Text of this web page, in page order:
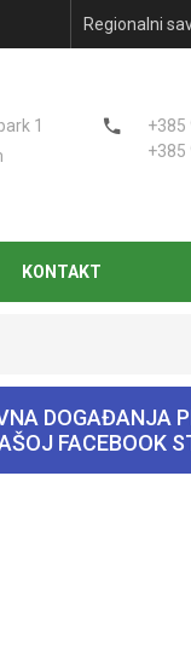
Regionalni
+385
+385
1
KONTAKT
DOGAĐANJA
FACEBOOK